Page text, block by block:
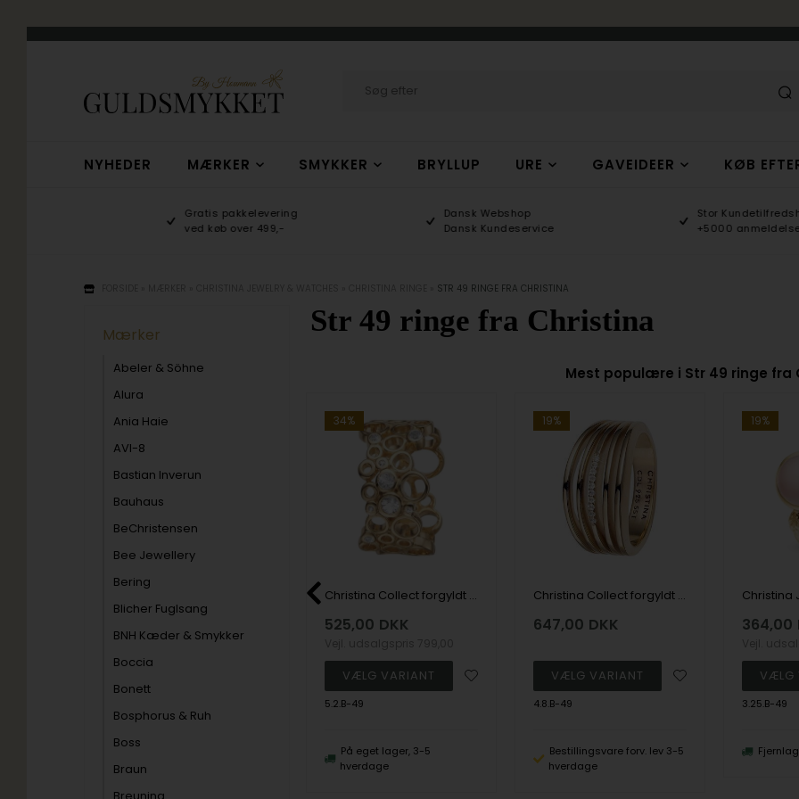
NYHEDER MÆRKER SMYKKER BRYLLUP URE GAVEIDEER KØB
Gratis pakkelevering
ved køb over 499,-
Dansk Webshop
Dansk Kundeservice
Stor Kundetilfredshed
+5000 anmeldelser
STR 49 RINGE FRA CHRISTINA
Mærker
Abeler & Söhne
Alura
Ania Haie
AVI-8
Bastian Inverun
Bauhaus
BeChristensen
Bee Jewellery
Bering
Blicher Fuglsang
BNH Kæder & Smykker
Boccia
Bonett
Bosphorus & Ruh
Boss
Braun
Str 49 ringe fra Christina
Mest populære i Str 49 ringe fra
19%
Vejl. udsalgspris 699,00
Fjernlager, 3-5 hverdage
34%
Christina Collect forgyldt Cocktail Smuk skulptur-agtig med 8 funklende topaz, model 5.2.B-49
525,00 DKK
5.2.B-49
På eget lager, 3-5
hverdage
19%
Christina Collect forgyldt Open Energy Smuk bred ring besat med 10 glitrende hvide topaz på midten, model 4.8.B-49
647,00 DKK
4.8.B-49
Bestillingsvare forv. lev 3-5
hverdage
19%
364,00
3.25.B-49